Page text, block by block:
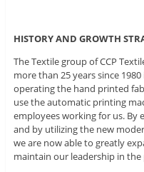
HISTORY AND GROWTH
The Textile group of CCP
more than 25 years since
operating the hand printed
use the automatic printing
employees working for us. By
and by utilizing the new
we are now able to greatly
maintain our leadership in